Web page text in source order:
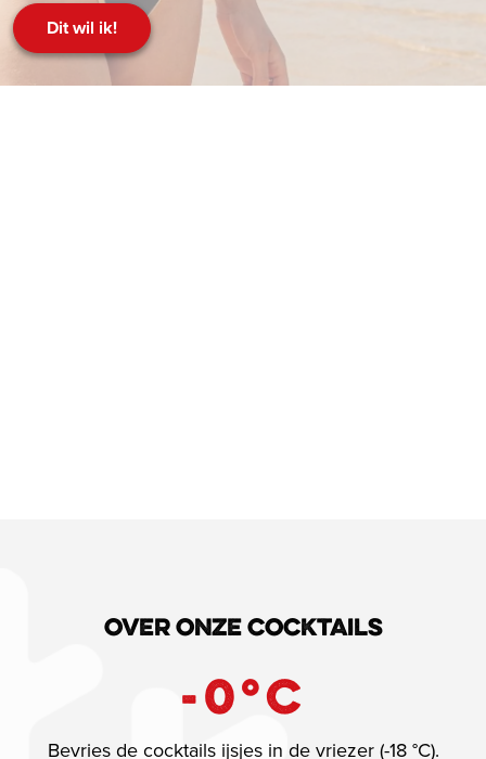
Dit wil ik!
Over onze cocktails
-0°C
Bevries de cocktails ijsjes in de vriezer (-18 °C).